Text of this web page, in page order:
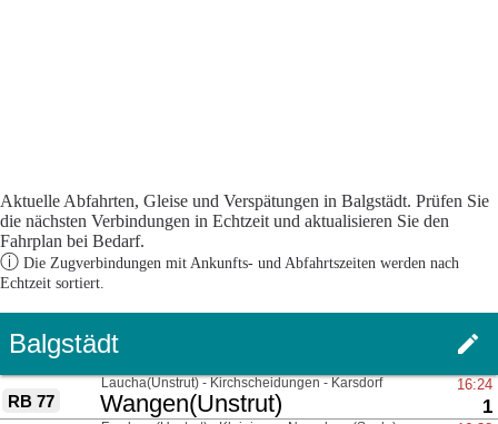
Aktuelle Abfahrten, Gleise und Verspätungen in Balgstädt. Prüfen Sie
die nächsten Verbindungen in Echtzeit und aktualisieren Sie den
Fahrplan bei Bedarf.
ⓘ Die Zugverbindungen mit Ankunfts- und Abfahrtszeiten werden nach
Echtzeit sortiert.